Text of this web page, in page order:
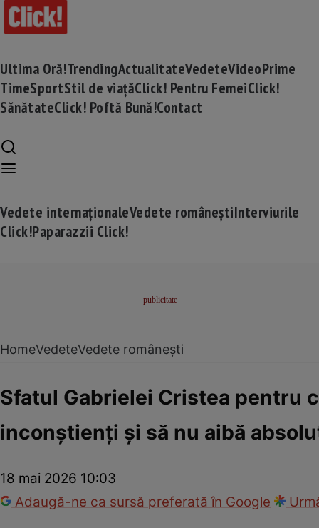
Ultima Oră!TrendingActualitateVedeteVideoPrime
TimeSportStil de viațăClick! Pentru FemeiClick!
SănătateClick! Poftă Bună!Contact
Vedete internaționaleVedete româneștiInterviurile
Click!Paparazzii Click!
HomeVedeteVedete românești
Sfatul Gabrielei Cristea pentru
inconștienți și să nu aibă
18 mai 2026 10:03
Adaugă-ne ca sursă preferată în Google